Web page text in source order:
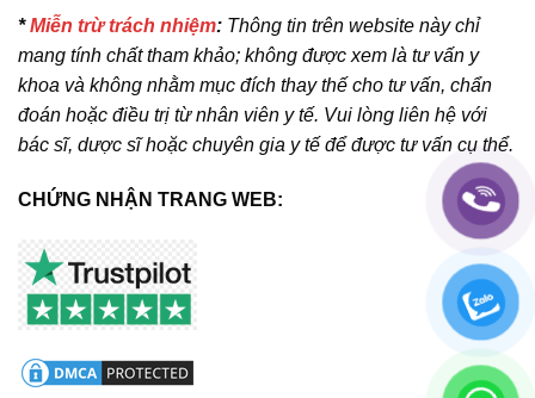
*Miễn trừ trách nhiệm: Thông tin trên website này chỉ
mang tính chất tham khảo; không được xem là tư vấn y
khoa và không nhằm mục đích thay thế cho tư vấn, chẩn
đoán hoặc điều trị từ nhân viên y tế. Vui lòng liên hệ với
bác sĩ, dược sĩ hoặc chuyên gia y tế để được tư vấn cụ thể.
CHỨNG NHẬN TRANG WEB: